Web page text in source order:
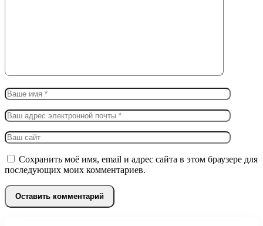
Сохранить моё имя, email и адрес сайта в этом браузере для
последующих моих комментариев.